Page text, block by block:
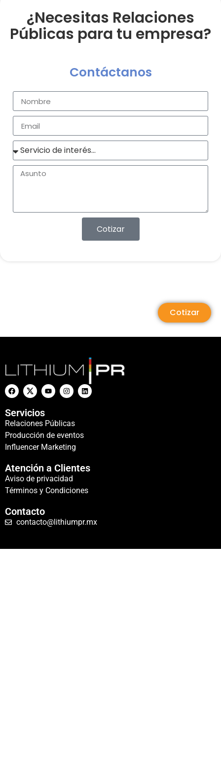
¿Necesitas Relaciones
Públicas para tu empresa?
Contáctanos
Cotizar
Cotizar
Servicios
Relaciones Públicas
Producción de eventos
Influencer Marketing
Atención a Clientes
Aviso de privacidad
Términos y Condiciones
Contacto
contacto@lithiumpr.mx